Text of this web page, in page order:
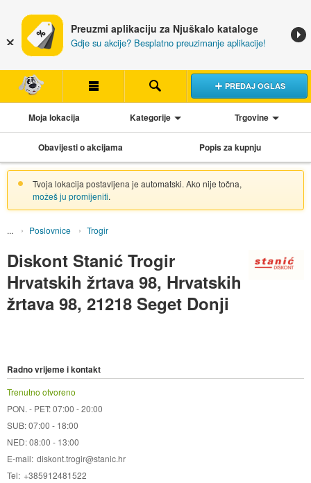
Preuzmi aplikaciju za Njuškalo kataloge
Gdje su akcije? Besplatno preuzimanje aplikacije!
PREDAJ OGLAS
Moja lokacija Kategorije Trgovine
Obavijesti o akcijama Popis za kupnju
Tvoja lokacija postavljena je automatski. Ako nije točna,
možeš ju promijeniti.
Poslovnice Trogir
Diskont Stanić Trogir
Hrvatskih žrtava 98, Hrvatskih
žrtava 98, 21218 Seget Donji
Radno vrijeme i kontakt
Trenutno otvoreno
PON. - PET: 07:00 - 20:00
SUB: 07:00 - 18:00
NED: 08:00 - 13:00
E-mail diskont.trogir@stanic.hr
Tel +385912481522